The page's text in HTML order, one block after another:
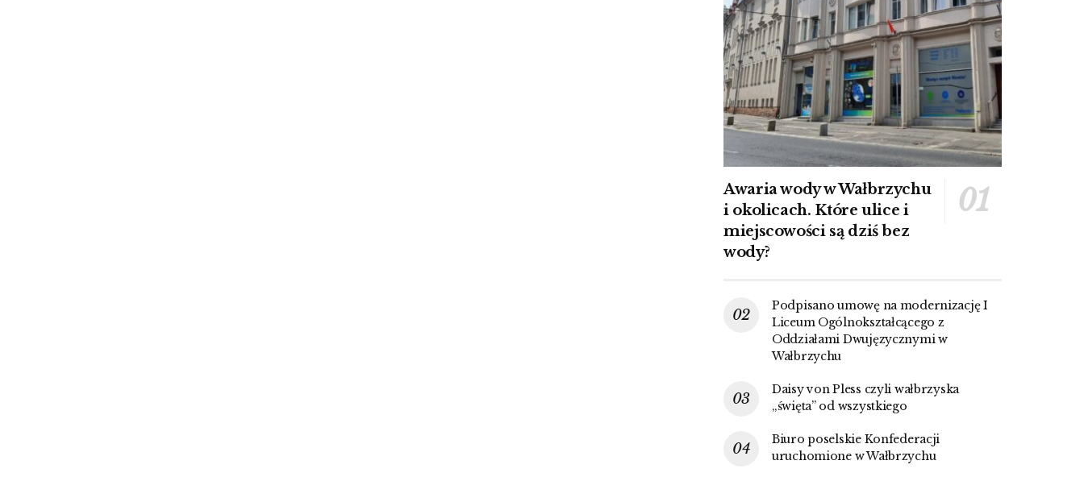
Awaria wody w Wałbrzychu
i okolicach. Które ulice i
miejscowości są dziś bez
wody?
Podpisano umowę na modernizację I
Liceum Ogólnokształcącego z
Oddziałami Dwujęzycznymi w
Wałbrzychu
Daisy von Pless czyli wałbrzyska
„święta” od wszystkiego
Biuro poselskie Konfederacji
uruchomione w Wałbrzychu